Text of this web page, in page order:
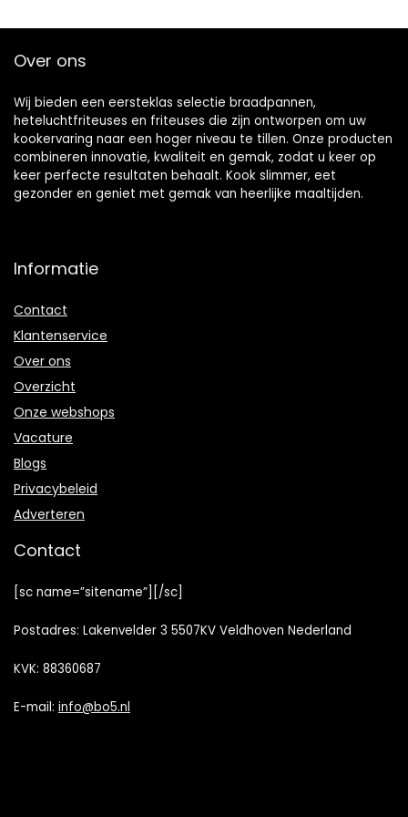
Over ons
Wij bieden een eersteklas selectie braadpannen,
heteluchtfriteuses en friteuses die zijn ontworpen om uw
kookervaring naar een hoger niveau te tillen. Onze producten
combineren innovatie, kwaliteit en gemak, zodat u keer op
keer perfecte resultaten behaalt. Kook slimmer, eet
gezonder en geniet met gemak van heerlijke maaltijden.
Informatie
Contact
Klantenservice
Over ons
Overzicht
Onze webshops
Vacature
Blogs
Privacybeleid
Adverteren
Contact
[sc name=”sitename”][/sc]
Postadres: Lakenvelder 3 5507KV Veldhoven Nederland
KVK: 88360687
E-mail: info@bo5.nl